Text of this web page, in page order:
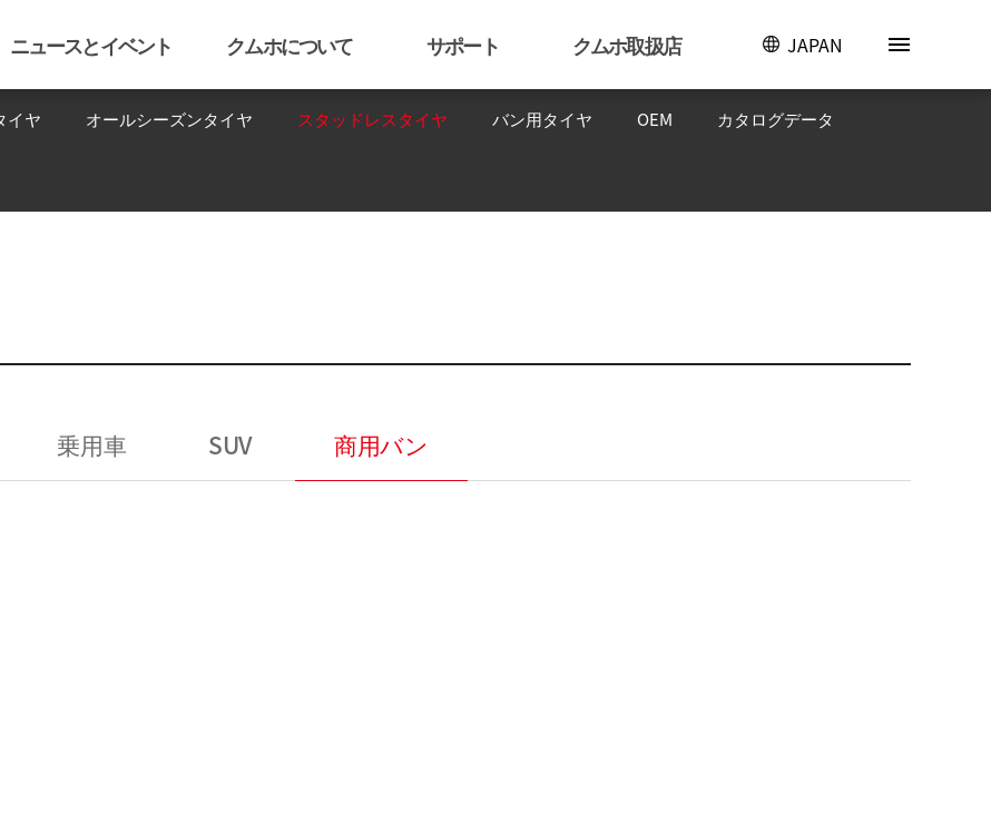
ニュースとイベント クムホについて サポート クムホ取扱店 JAPAN
イヤ オールシーズンタイヤ スタッドレスタイヤ バン用タイヤ OEM カタログデータ
乗用車 SUV 商用バン